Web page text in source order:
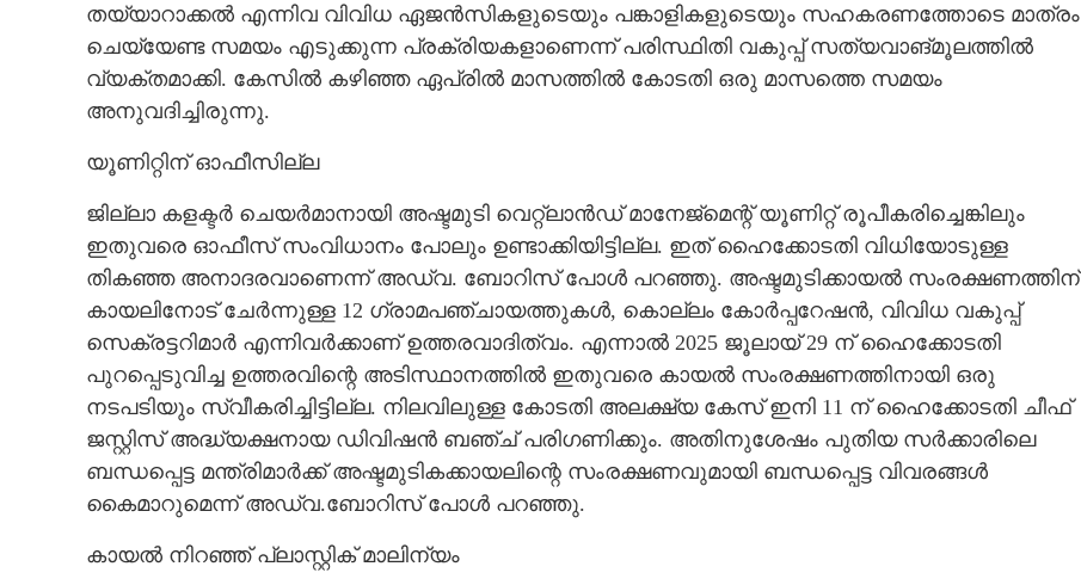
തയ്യാറാക്കൽ എന്നിവ വിവിധ ഏജൻസികളുടെയും പങ്കാളികളുടെയും സഹകരണത്തോടെ മാത്രം
ചെയ്യേണ്ട സമയം എടുക്കുന്ന പ്രക്രിയകളാണെന്ന് പരിസ്ഥിതി വകുപ്പ് സത്യവാങ്മൂലത്തിൽ
വ്യക്തമാക്കി. കേസിൽ കഴിഞ്ഞ ഏപ്രിൽ മാസത്തിൽ കോടതി ഒരു മാസത്തെ സമയം
അനുവദിച്ചിരുന്നു.
യൂണിറ്റിന് ഓഫീസില്ല
ജില്ലാ കളക്ടർ ചെയർമാനായി അഷ്ടമുടി വെറ്റ്ലാൻഡ് മാനേജ്മെന്റ് യൂണിറ്റ് രൂപീകരിച്ചെങ്കിലും
ഇതുവരെ ഓഫീസ് സംവിധാനം പോലും ഉണ്ടാക്കിയിട്ടില്ല. ഇത് ഹൈക്കോടതി വിധിയോടുള്ള
തികഞ്ഞ അനാദരവാണെന്ന് അഡ്വ. ബോറിസ് പോൾ പറഞ്ഞു. അഷ്ടമുടിക്കായൽ സംരക്ഷണത്തിന്
കായലിനോട് ചേർന്നുള്ള 12 ഗ്രാമപഞ്ചായത്തുകൾ, കൊല്ലം കോർപ്പറേഷൻ, വിവിധ വകുപ്പ്
സെക്രട്ടറിമാർ എന്നിവർക്കാണ് ഉത്തരവാദിത്വം. എന്നാൽ 2025 ജൂലായ് 29 ന് ഹൈക്കോടതി
പുറപ്പെടുവിച്ച ഉത്തരവിന്റെ അടിസ്ഥാനത്തിൽ ഇതുവരെ കായൽ സംരക്ഷണത്തിനായി ഒരു
നടപടിയും സ്വീകരിച്ചിട്ടില്ല. നിലവിലുള്ള കോടതി അലക്ഷ്യ കേസ് ഇനി 11 ന് ഹൈക്കോടതി ചീഫ്
ജസ്റ്റിസ് അദ്ധ്യക്ഷനായ ഡിവിഷൻ ബഞ്ച് പരിഗണിക്കും. അതിനുശേഷം പുതിയ സർക്കാരിലെ
ബന്ധപ്പെട്ട മന്ത്രിമാർക്ക് അഷ്ടമുടികക്കായലിന്റെ സംരക്ഷണവുമായി ബന്ധപ്പെട്ട വിവരങ്ങൾ
കൈമാറുമെന്ന് അഡ്വ.ബോറിസ് പോൾ പറഞ്ഞു.
കായൽ നിറഞ്ഞ് പ്ലാസ്റ്റിക് മാലിന്യം
അഷ്ടമുടിക്കായൽ സംരക്ഷണം
ഉറപ്പാക്കണം
Share this link
Copy Link